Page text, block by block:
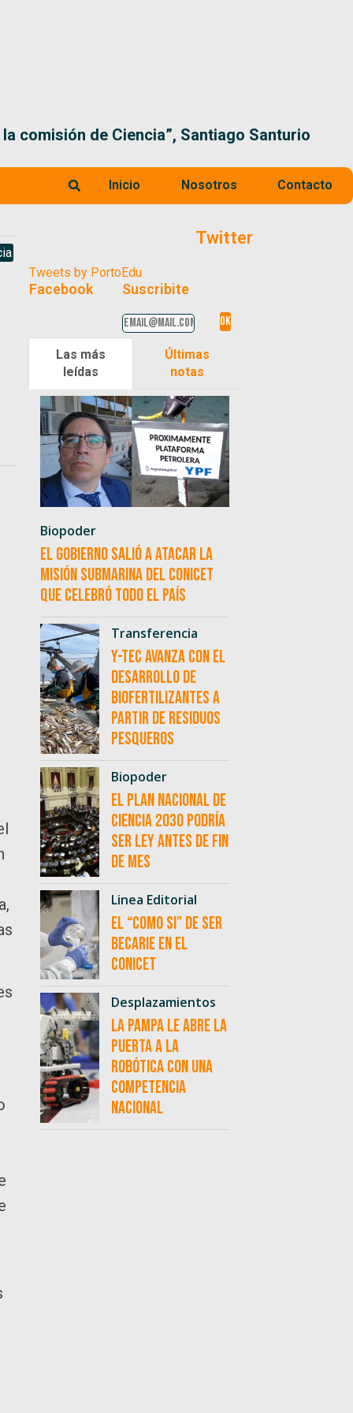
comisión de Ciencia”, Santiago Santurio
Inicio Nosotros Contacto
Twitter
Tweets by PortoEdu
Facebook Suscribite
Las más
leídas
Últimas
notas
Biopoder
El Gobierno salió a atacar la
misión submarina del CONICET
que celebró todo el país
Transferencia
Y-TEC avanza con el
desarrollo de
biofertilizantes a
partir de residuos
pesqueros
Biopoder
El Plan Nacional de
Ciencia 2030 podría
ser ley antes de fin
de mes
Linea Editorial
El “como si” de ser
becarie en el
CONICET
Desplazamientos
La Pampa le abre la
puerta a la
robótica con una
competencia
nacional